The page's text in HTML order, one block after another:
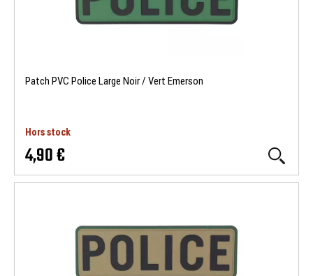
Patch PVC Police Large Noir / Vert Emerson
Hors stock
4,90 €